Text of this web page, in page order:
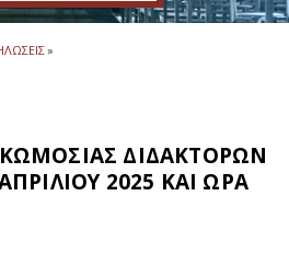
»
ΔΙΔΑΚΤΟΡΩΝ
2025 ΚΑΙ ΩΡΑ